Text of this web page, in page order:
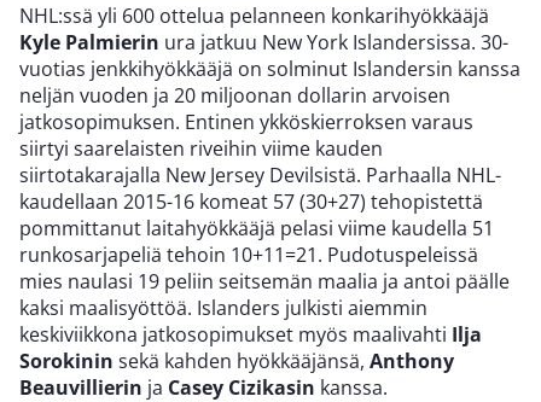
NHL:ssä yli 600 ottelua pelanneen konkarihyökkääjä
Kyle Palmierin ura jatkuu New York Islandersissa. 30-
vuotias jenkkihyökkääjä on solminut Islandersin kanssa
neljän vuoden ja 20 miljoonan dollarin arvoisen
jatkosopimuksen. Entinen ykköskierroksen varaus
siirtyi saarelaisten riveihin viime kauden
siirtotakarajalla New Jersey Devilsistä. Parhaalla NHL-
kaudellaan 2015-16 komeat 57 (30+27) tehopistettä
pommittanut laitahyökkääjä pelasi viime kaudella 51
runkosarjapeliä tehoin 10+11=21. Pudotuspeleissä
mies naulasi 19 peliin seitsemän maalia ja antoi päälle
kaksi maalisyöttöä. Islanders julkisti aiemmin
keskiviikkona jatkosopimukset myös maalivahti Ilja
Sorokinin sekä kahden hyökkääjänsä, Anthony
Beauvillierin ja Casey Cizikasin kanssa.